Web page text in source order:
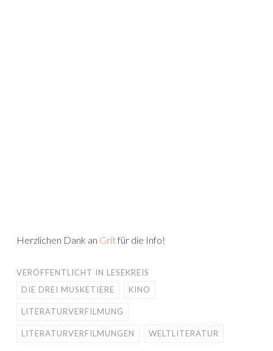
Herzlichen Dank an Gritfür die Info!
VERÖFFENTLICHT IN LESEKREIS
DIE DREI MUSKETIERE
KINO
LITERATURVERFILMUNG
LITERATURVERFILMUNGEN WELTLITERATUR